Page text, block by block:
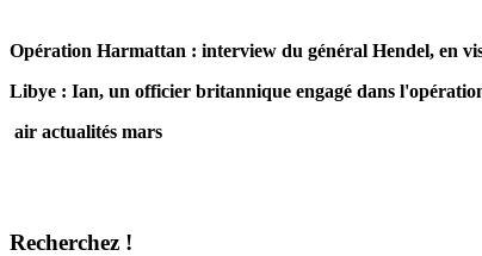
Opération Harmattan : interview du général Hendel, en
Libye : Ian, un officier britannique engagé dans
air actualités mars
Recherchez !